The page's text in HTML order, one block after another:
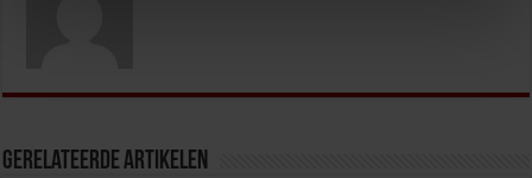
Gerelateerde Artikelen